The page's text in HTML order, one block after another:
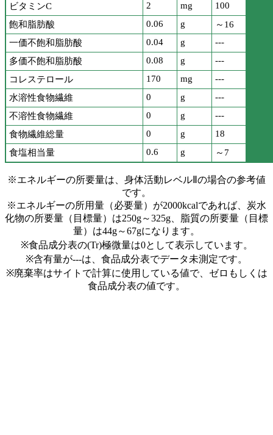
ビタミンC
2 mg
100
飽和脂肪酸
0.06 g
～16
一価不飽和脂肪酸
0.04 g
---
多価不飽和脂肪酸
0.08 g
---
コレステロール
170 mg
---
水溶性食物繊維
0 g
---
不溶性食物繊維
0 g
---
食物繊維総量
0 g
18
食塩相当量
0.6 g ～7
※エネルギーの所要量は、身体活動レベルⅡの場合の参考値
です。
※エネルギーの所用量（必要量）が2000kcalであれば、炭水
化物の所要量（目標量）は250g～325g、脂質の所要量（目標
量）は44g～67gになります。
※食品成分表の(Tr)極微量は0として表示しています。
※含有量が---は、食品成分表でデータ未測定です。
※廃棄率はサイトで計算に使用している値で、ゼロもしくは
食品成分表の値です。